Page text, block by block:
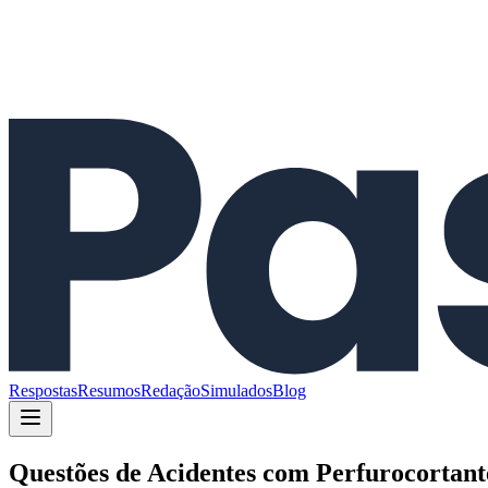
RespostasResumosRedaçãoSimuladosBlog
Questões de Acidentes com